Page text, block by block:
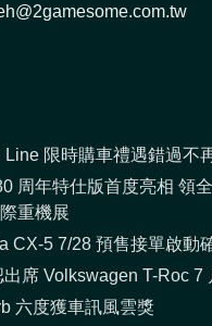
Line 限時購車禮遇錯過不
周年特仕版首度亮相 領
重機展
CX-5 7/28 預售接單啟動
席 Volkswagen T-Roc 7
六度獲車訊風雲獎